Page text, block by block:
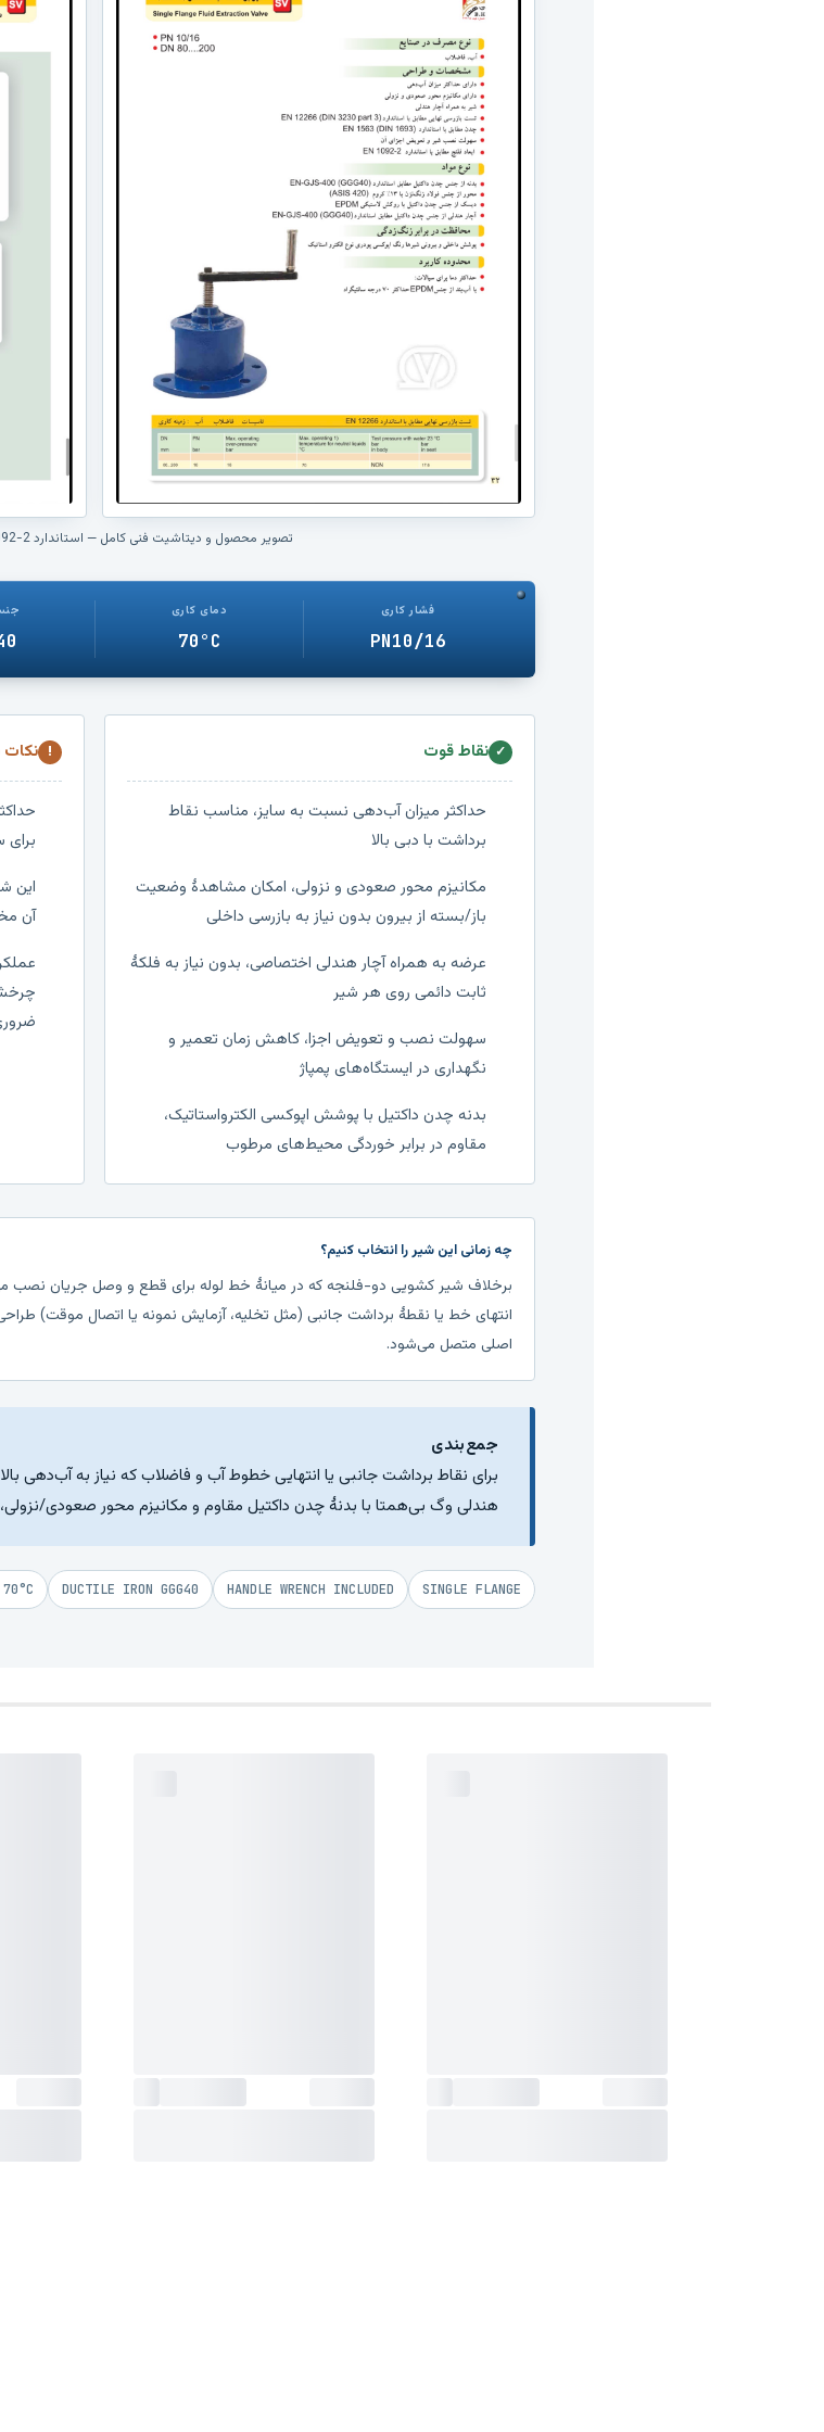
عملکرد
هندلی چه
باز و بسته
دستی انجام
اتصال فلنجی
سرویس آسان‌تر
است؟
با متریال
سازگار
آیا این شیر برای
خطوط تحت فشار
مناسب است؟
بله،
سایز،
تصویر محصول و دیتاشیت فنی کامل — استاندارد EN 12266 / EN 1092-2
فشار کاری
PN10/16
دمای کاری
70°C
✓ نقاط قوت
حداکثر میزان آب‌دهی نسبت به سایز، مناسب نقاط
برداشت با دبی بالا
مکانیزم محور صعودی و نزولی، امکان مشاهدهٔ وضعیت
باز/بسته از بیرون بدون نیاز به بازرسی داخلی
عرضه به همراه آچار هندلی اختصاصی، بدون نیاز به فلکهٔ
ثابت دائمی روی هر شیر
سهولت نصب و تعویض اجزا، کاهش زمان تعمیر و
نگهداری در ایستگاه‌های پمپاژ
بدنه چدن داکتیل با پوشش اپوکسی الکترواستاتیک،
مقاوم در برابر خوردگی محیط‌های مرطوب
! نکات
این
آن
چه زمانی این شیر را انتخاب کنیم؟
برخلاف شیر کشویی دو-فلنجه که در میانهٔ خط لوله برای قطع و وصل جریان نصب
انتهای خط یا نقطهٔ برداشت جانبی (مثل تخلیه، آزمایش نمونه یا اتصال موقت)
اصلی متصل می‌شود.
جمع‌بندی
برای نقاط برداشت جانبی یا انتهایی خطوط آب و فاضلاب که نیاز به آب‌دهی
هندلی وگ بی‌همتا با بدنهٔ چدن داکتیل مقاوم و مکانیزم محور صعودی/
SINGLE FLANGE
HANDLE WRENCH INCLUDED
DUCTILE IRON GGG40
70°C